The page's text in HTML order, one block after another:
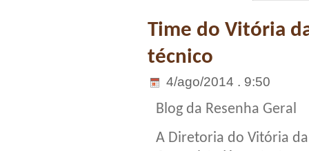
Time do Vitória
técnico
4/ago/2014 . 9:50
Blog da Resenha Geral
A Diretoria do Vitória da